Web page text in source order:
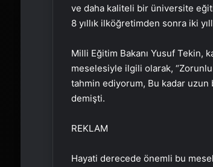
ve daha kaliteli bir üniversite
8 yıllık ilköğretimden sonra iki
Milli Eğitim Bakanı Yusuf Tekin,
meselesiyle ilgili olarak, “Zorunlu
tahmin ediyorum, Bu kadar
demişti.
REKLAM
Hayati derecede önemli bu